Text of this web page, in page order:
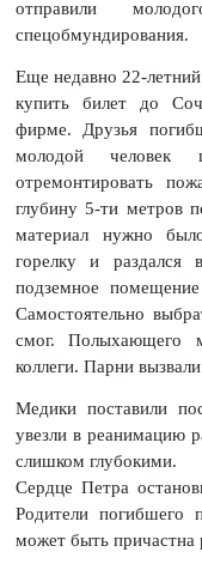
отправили
спецобмундирования.
Еще недавно 22-
купить билет до
фирме. Друзья
молодой человек
отремонтировать
глубину 5-ти метров
материал нужно
горелку и раздался
подземное
Самостоятельно
смог. Полыхающего
коллеги. Парни
Медики поставили
увезли в реанимацию
слишком глубокими.
Сердце Петра
Родители погибшего
может быть причастна